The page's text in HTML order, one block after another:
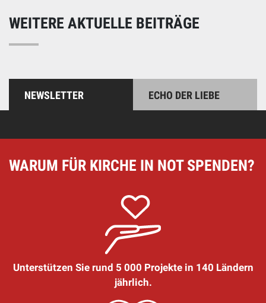
WEITERE AKTUELLE BEITRÄGE
NEWSLETTER ECHO DER LIEBE
WARUM FÜR KIRCHE IN NOT SPENDEN?
Unterstützen Sie rund 5 000 Projekte in 140 Ländern
jährlich.